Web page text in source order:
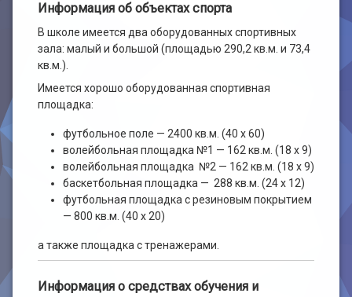
Информация об объектах спорта
В школе имеется два оборудованных спортивных
зала: малый и большой (площадью 290,2 кв.м. и 73,4
кв.м.).
Имеется хорошо оборудованная спортивная
площадка:
футбольное поле — 2400 кв.м. (40 х 60)
волейбольная площадка №1 — 162 кв.м. (18 х 9)
волейбольная площадка №2 — 162 кв.м. (18 х 9)
баскетбольная площадка — 288 кв.м. (24 х 12)
футбольная площадка с резиновым покрытием
— 800 кв.м. (40 х 20)
а также площадка с тренажерами.
Информация о средствах обучения и